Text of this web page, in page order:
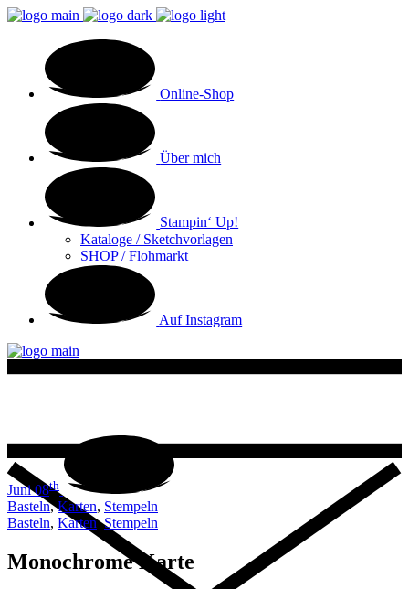
Online-Shop
Über mich
Stampin‘ Up!
Kataloge / Sketchvorlagen
SHOP / Flohmarkt
Auf Instagram
Juni 08th
Basteln,Karten, Stempeln
Basteln, Karten,Stempeln
Monochrome Karte